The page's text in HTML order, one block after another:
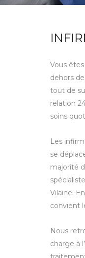
Vous
dehors
tout de
relation
soins
Les
se
majorité
Vilaine.
convient
Nous
charge à